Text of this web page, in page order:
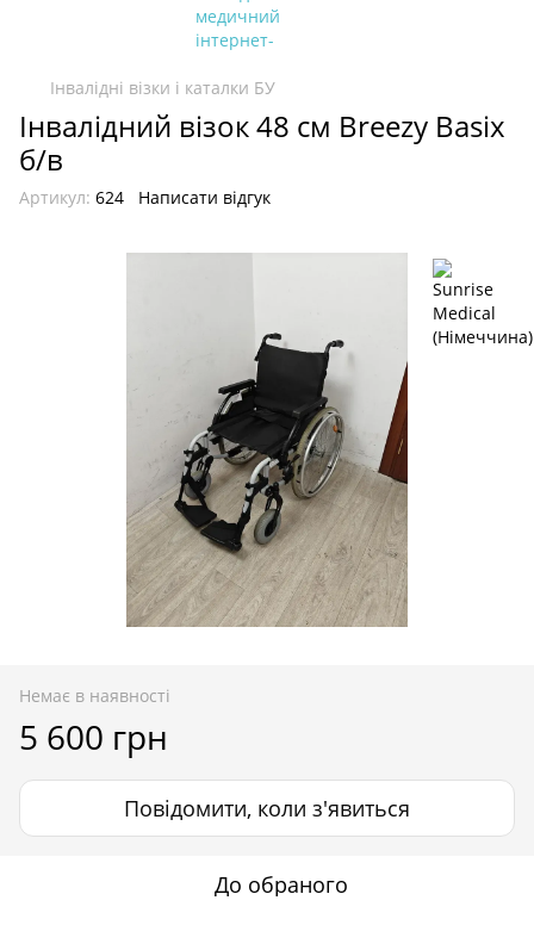
Інвалідні візки і каталки БУ
Інвалідний візок 48 см Breezy Basix
б/в
Артикул: 624 Написати відгук
Немає в наявності
5 600 грн
Повідомити, коли з'явиться
До обраного